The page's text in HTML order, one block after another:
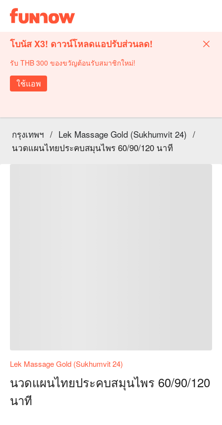
โบนัส X3! ดาวน์โหลดแอปรับส่วนลด!
รับ THB 300 ของขวัญต้อนรับสมาชิกใหม่!
ใช้แอพ
กรุงเทพฯ / Lek Massage Gold (Sukhumvit 24) /
นวดแผนไทยประคบสมุนไพร 60/90/120 นาที
Lek Massage Gold (Sukhumvit 24)
นวดแผนไทยประคบสมุนไพร 60/90/120
นาที